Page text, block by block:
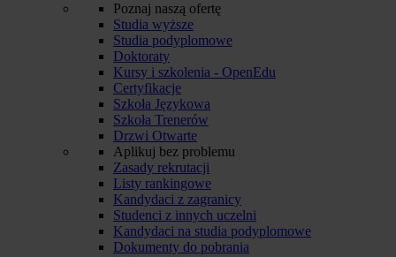
Poznaj naszą ofertę
Studia wyższe
Studia podyplomowe
Doktoraty
Kursy i szkolenia - OpenEdu
Certyfikacje
Szkoła Językowa
Szkoła Trenerów
Drzwi Otwarte
Aplikuj bez problemu
Zasady rekrutacji
Listy rankingowe
Kandydaci z zagranicy
Studenci z innych uczelni
Kandydaci na studia podyplomowe
Dokumenty do pobrania